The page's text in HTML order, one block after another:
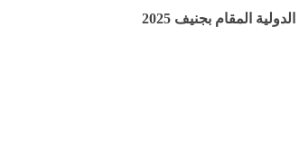
المقام بجنيف 2025